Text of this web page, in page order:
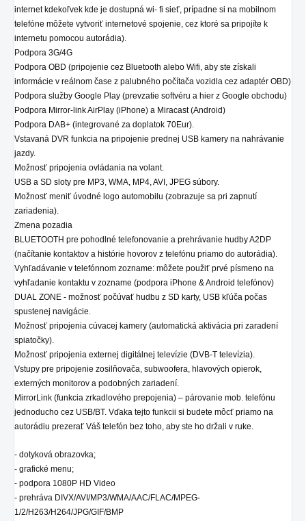
internet kdekoľvek kde je dostupná wi- fi sieť, prípadne si na mobilnom
telefóne môžete vytvoriť internetové spojenie, cez ktoré sa pripojíte k
internetu pomocou autorádia).
Podpora 3G/4G
Podpora OBD (pripojenie cez Bluetooth alebo Wifi, aby ste získali
informácie v reálnom čase z palubného počítača vozidla cez adaptér OBD)
Podpora služby Google Play (prevzatie softvéru a hier z Google obchodu)
Podpora Mirror-link AirPlay (iPhone) a Miracast (Android)
Podpora DAB+ (integrované za doplatok 70Eur).
Vstavaná DVR funkcia na pripojenie prednej USB kamery na nahrávanie
jazdy.
Možnosť pripojenia ovládania na volant.
USB a SD sloty pre MP3, WMA, MP4, AVI, JPEG súbory.
Možnosť meniť úvodné logo automobilu (zobrazuje sa pri zapnutí
zariadenia).
Zmena pozadia
BLUETOOTH pre pohodlné telefonovanie a prehrávanie hudby A2DP
(načítanie kontaktov a histórie hovorov z telefónu priamo do autorádia).
Vyhľadávanie v telefónnom zozname: môžete použiť prvé písmeno na
vyhľadanie kontaktu v zozname (podpora iPhone & Android telefónov)
DUAL ZONE - možnosť počúvať hudbu z SD karty, USB kľúča počas
spustenej navigácie.
Možnosť pripojenia cúvacej kamery (automatická aktivácia pri zaradení
spiatočky).
Možnosť pripojenia externej digitálnej televízie (DVB-T televízia).
Vstupy pre pripojenie zosilňovača, subwoofera, hlavových opierok,
externých monitorov a podobných zariadení.
MirrorLink (funkcia zrkadlového prepojenia) – párovanie mob. telefónu
jednoducho cez USB/BT. Vďaka tejto funkcii si budete môcť priamo na
autorádiu prezerať Váš telefón bez toho, aby ste ho držali v ruke.
- dotyková obrazovka;
- grafické menu;
- podpora 1080P HD Video
- prehráva DIVX/AVI/MP3/WMA/AAC/FLAC/MPEG-
1/2/H263/H264/JPG/GIF/BMP